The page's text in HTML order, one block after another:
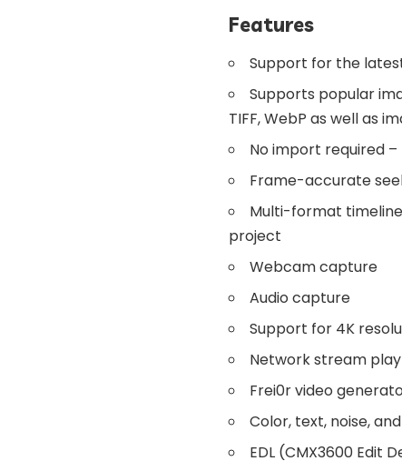
Features
Support for the
Supports popular
TIFF, WebP as well as
No import required
Frame-accurate
Multi-format
project
Webcam capture
Audio capture
Support for 4K
Network stream
Frei0r video
Color, text, noise,
EDL (CMX3600 Edit